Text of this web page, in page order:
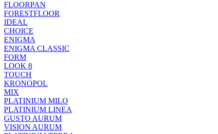
FLOORPAN
FORESTFLOOR
IDEAL
CHOICE
ENIGMA
ENIGMA CLASSIC
FORM
LOOK 8
TOUCH
KRONOPOL
MIX
PLATINIUM MILO
PLATINIUM LINEA
GUSTO AURUM
VISION AURUM